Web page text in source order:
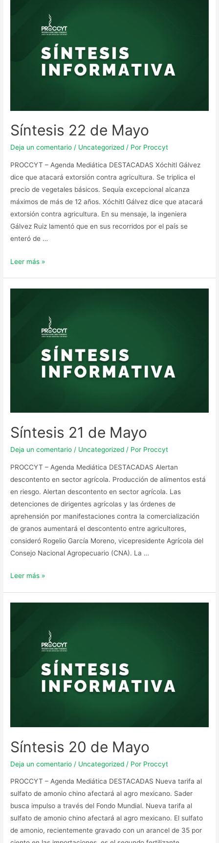
Síntesis 22 de Mayo
Deja un comentario / Uncategorized / Por Proccyt
PROCCYT – Agenda Mediática DESTACADAS Xóchitl Gálvez
dice que atacará extorsión contra agricultura. Se triplica el
precio de vegetales básicos. Sequía excepcional alcanza
máximos de más de 12 años. Xóchitl Gálvez dice que atacará
extorsión contra agricultura. En su mensaje, la ingeniera
Gálvez Ruiz lamentó que en sus recorridos por el país se
enteró de …
Leer más »
Síntesis 21 de Mayo
Deja un comentario / Uncategorized / Por Proccyt
PROCCYT – Agenda Mediática DESTACADAS Alertan
descontento en sector agrícola. Producción de alimentos está
en riesgo. Alertan descontento en sector agrícola. Las
detenciones de dirigentes agrícolas y las órdenes de
aprehensión por manifestaciones contra la comercialización
de granos aumentará el descontento entre agricultores,
consideró Rogelio García Moreno, vicepresidente Agrícola del
Consejo Nacional Agropecuario (CNA). La …
Leer más »
Síntesis 20 de Mayo
Deja un comentario / Uncategorized / Por Proccyt
PROCCYT – Agenda Mediática DESTACADAS Nueva tarifa al
sulfato de amonio chino afectará al agro mexicano. Sader
busca impulso a través del Fondo Mundial. Nueva tarifa al
sulfato de amonio chino afectará al agro mexicano. El sulfato
de amonio, recientemente gravado con un arancel de 35 por